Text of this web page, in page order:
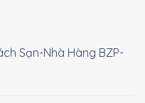
Sạn-Nhà Hàng BZP-